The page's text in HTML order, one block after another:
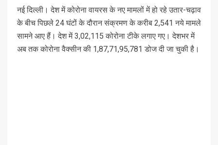
नई दिल्ली। देश में कोरोना वायरस के नए मामलों में हो रहे उतार-चढ़ाव
के बीच पिछले 24 घंटों के दौरान संक्रमण के करीब 2,541 नये मामले
सामने आए हैं। देश में 3,02,115 कोरोना टीके लगाए गए। देशभर में
अब तक कोरोना वैक्सीन की 1,87,71,95,781 डोज दी जा चुकी है।